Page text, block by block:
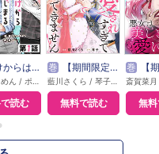
サヨナラの恋【単話版】
読む
巻 【期間限定無料】敵国の公爵様に愛されすぎて暗殺できません！
無料で読む
巻 【期間限定無
無